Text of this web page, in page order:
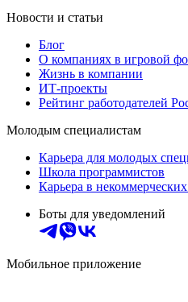
Новости и статьи
Блог
О компаниях в игровой
Жизнь в компании
ИТ-проекты
Рейтинг работодателей
Молодым специалистам
Карьера для молодых
Школа программистов
Карьера в
Боты для уведомлений
Мобильное приложение